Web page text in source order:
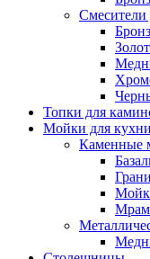
Смесители
Топки для
Мойки для кухни
Каменные